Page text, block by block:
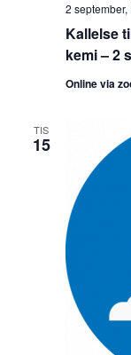
Kallelse
kemi – 2
2 september,
Online via
TIS
15